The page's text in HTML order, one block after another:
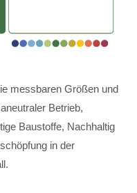
messbaren Größen und
Betrieb,
Baustoffe, Nachhaltig
in der